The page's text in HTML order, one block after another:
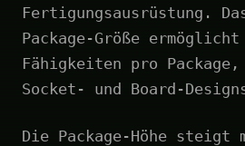
Fertigungsausrüstung.
Package-Größe ermöglicht
Fähigkeiten pro
Socket- und Board-
Die Package-Höhe steigt